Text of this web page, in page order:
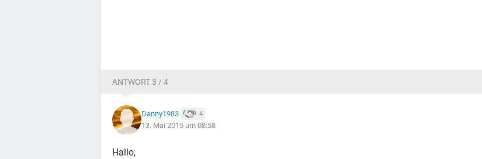
ANTWORT 3 / 4
Danny1983 4
13. Mai 2015 um 08:58
Hallo,